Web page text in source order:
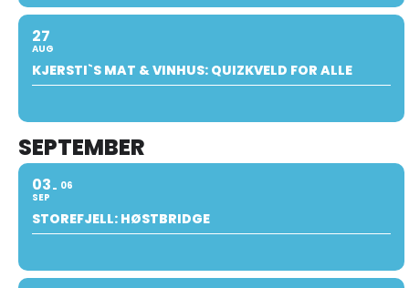
27
AUG
KJERSTI`S MAT & VINHUS: QUIZKVELD FOR ALLE
SEPTEMBER
03
SEP
06
STOREFJELL: HØSTBRIDGE